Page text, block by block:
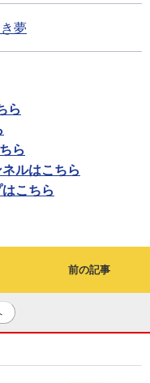
夢
ら
ら
ルはこちら
こちら
前の記事